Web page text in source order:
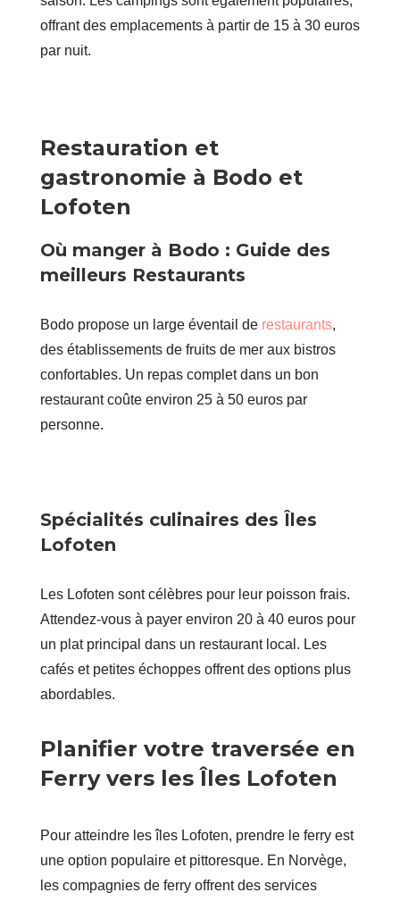
offrant des emplacements à partir de 15 à 30 euros
par nuit.
Restauration et
gastronomie à Bodo et
Lofoten
Où manger à Bodo : Guide des
meilleurs Restaurants
Bodo propose un large éventail de restaurants,
des établissements de fruits de mer aux bistros
confortables. Un repas complet dans un bon
restaurant coûte environ 25 à 50 euros par
personne.
Spécialités culinaires des Îles
Lofoten
Les Lofoten sont célèbres pour leur poisson frais.
Attendez-vous à payer environ 20 à 40 euros pour
un plat principal dans un restaurant local. Les
cafés et petites échoppes offrent des options plus
abordables.
Planifier votre traversée en
Ferry vers les Îles Lofoten
Pour atteindre les îles Lofoten, prendre le ferry est
une option populaire et pittoresque. En Norvège,
les compagnies de ferry offrent des services